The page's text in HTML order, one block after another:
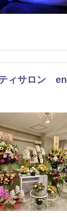
ィサロン en